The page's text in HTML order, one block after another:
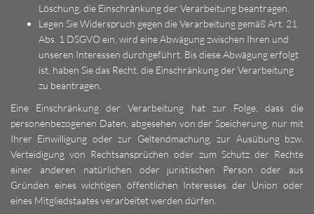
Löschung, die Einschränkung der Verarbeitung beantragen.
Legen Sie Widerspruch gegen die Verarbeitung gemäß Art. 21
Abs. 1 DSGVO ein, wird eine Abwägung zwischen Ihren und
unseren Interessen durchgeführt. Bis diese Abwägung erfolgt
ist, haben Sie das Recht, die Einschränkung der Verarbeitung
zu beantragen.
Eine Einschränkung der Verarbeitung hat zur Folge, dass die
personenbezogenen Daten, abgesehen von der Speicherung, nur mit
Ihrer Einwilligung oder zur Geltendmachung, zur Ausübung bzw.
Verteidigung von Rechtsansprüchen oder zum Schutz der Rechte
einer anderen natürlichen oder juristischen Person oder aus
Gründen eines wichtigen öffentlichen Interesses der Union oder
eines Mitgliedstaates verarbeitet werden dürfen.